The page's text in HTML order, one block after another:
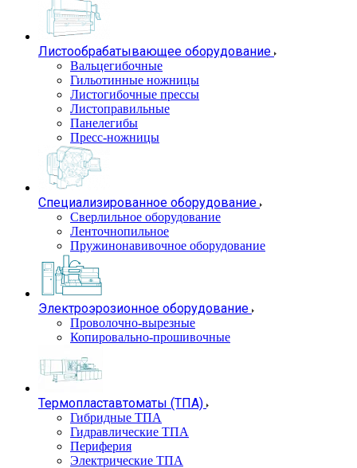
Листообрабатывающее оборудование
Вальцегибочные
Гильотинные ножницы
Листогибочные прессы
Листоправильные
Панелегибы
Пресс-ножницы
Специализированное оборудование
Сверлильное оборудование
Ленточнопильное
Пружинонавивочное оборудование
Электроэрозионное оборудование
Проволочно-вырезные
Копировально-прошивочные
Термопластавтоматы (ТПА)
Гибридные ТПА
Гидравлические ТПА
Периферия
Электрические ТПА